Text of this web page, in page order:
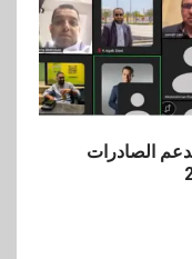
الصادرات